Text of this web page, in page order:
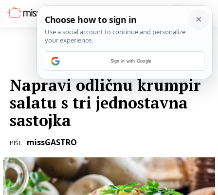
Napravi odličnu krumpir
salatu s tri jednostavna
sastojka
PIŠE missGASTRO
Sign in with Google